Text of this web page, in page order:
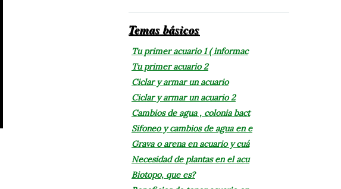
Temas básicos
Tu primer acuario 1 ( informac
Tu primer acuario 2
Ciclar y armar un acuario
Ciclar y armar un acuario 2
Cambios de agua , colonia bact
Sifoneo y cambios de agua en e
Grava o arena en acuario y cuá
Necesidad de plantas en el acu
Biotopo, que es?